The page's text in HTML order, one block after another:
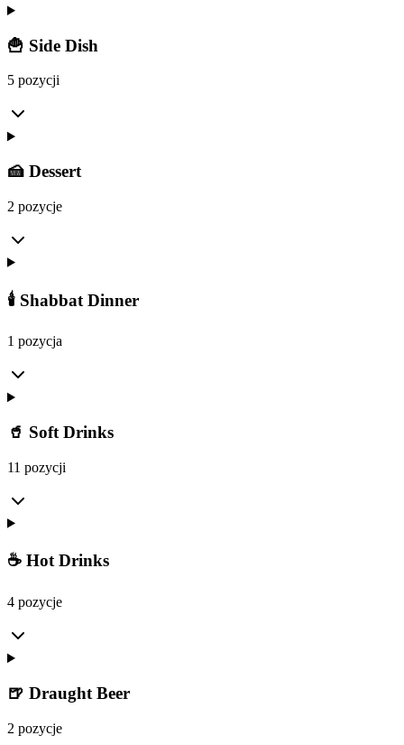
🍟 Side Dish
5 pozycji
🍰 Dessert
2 pozycje
🕯️ Shabbat Dinner
1 pozycja
🥤 Soft Drinks
11 pozycji
☕ Hot Drinks
4 pozycje
🍺 Draught Beer
2 pozycje